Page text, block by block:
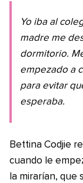
Yo iba al
madre me
dormitorio.
empezado a
para evitar
esperaba.
Bettina Codjie
cuando le
la mirarían, que